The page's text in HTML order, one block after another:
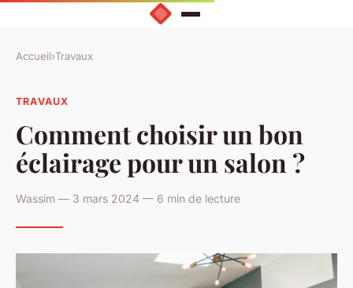
Accueil›Travaux
TRAVAUX
Comment choisir un bon
éclairage pour un salon ?
Wassim — 3 mars 2024 — 6 min de lecture